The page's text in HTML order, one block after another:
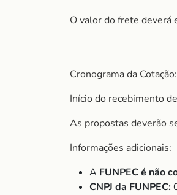
O valor do frete deverá
Cronograma da Cotação:
Início do recebimento
As propostas deverão
Informações adicionais:
A FUNPEC é não
CNPJ da FUNPEC: